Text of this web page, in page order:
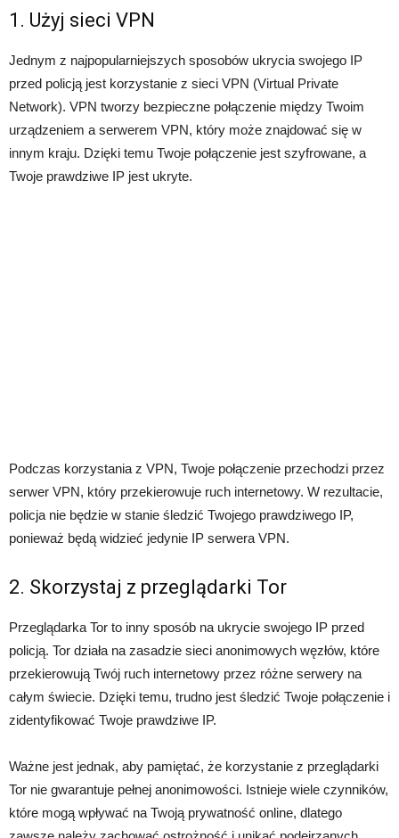
1. Użyj sieci VPN
Jednym z najpopularniejszych sposobów ukrycia swojego IP
przed policją jest korzystanie z sieci VPN (Virtual Private
Network). VPN tworzy bezpieczne połączenie między Twoim
urządzeniem a serwerem VPN, który może znajdować się w
innym kraju. Dzięki temu Twoje połączenie jest szyfrowane, a
Twoje prawdziwe IP jest ukryte.
Podczas korzystania z VPN, Twoje połączenie przechodzi przez
serwer VPN, który przekierowuje ruch internetowy. W rezultacie,
policja nie będzie w stanie śledzić Twojego prawdziwego IP,
ponieważ będą widzieć jedynie IP serwera VPN.
2. Skorzystaj z przeglądarki Tor
Przeglądarka Tor to inny sposób na ukrycie swojego IP przed
policją. Tor działa na zasadzie sieci anonimowych węzłów, które
przekierowują Twój ruch internetowy przez różne serwery na
całym świecie. Dzięki temu, trudno jest śledzić Twoje połączenie i
zidentyfikować Twoje prawdziwe IP.
Ważne jest jednak, aby pamiętać, że korzystanie z przeglądarki
Tor nie gwarantuje pełnej anonimowości. Istnieje wiele czynników,
które mogą wpływać na Twoją prywatność online, dlatego